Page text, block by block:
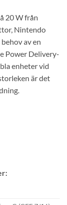
20 W från
Nintendo
av en
Power Delivery-
enheter vid
är det